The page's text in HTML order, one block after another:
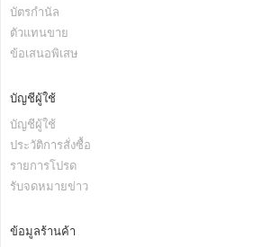
บัตรกำนัล
ตัวแทนขาย
ข้อเสนอพิเสษ
บัญชีผู้ใช้
บัญชีผู้ใช้
ประวัติการสั่งซื้อ
รายการโปรด
รับจดหมายข่าว
ข้อมูลร้านค้า